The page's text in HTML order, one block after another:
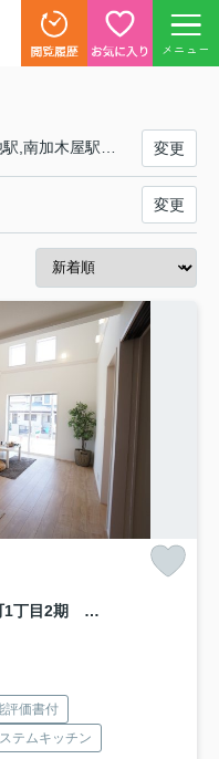
メニュー
太田川駅,高横須賀駅,加木屋中ノ池駅,南加木屋駅,八幡新田駅,巽ケ丘駅,白沢駅,坂部駅,阿久比駅,植大駅,半田口駅,住吉町駅,知多半田駅,成岩駅,青山駅,上ゲ駅,知多武豊駅,富貴駅,河和口駅,河和駅 変更
変更
ブルーミングガーデン半田市花田町1丁目2期 2号棟
評価書付
テムキッチン